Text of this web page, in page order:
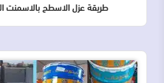
طريقة عزل الاسطح بالاسمنت